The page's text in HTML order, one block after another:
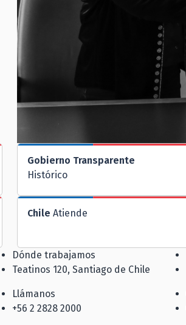
Gobierno Transparente
Histórico
Chile Atiende
Dónde trabajamos
Teatinos 120, Santiago de Chile
Llámanos
+56 2 2828 2000